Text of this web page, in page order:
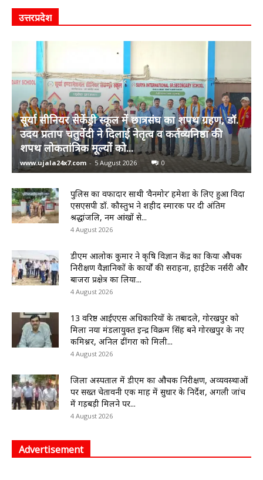
उत्तरप्रदेश
सूर्या सीनियर सेकेंड्री स्कूल में छात्रसंघ का शपथ ग्रहण, डॉ.
उदय प्रताप चतुर्वेदी ने दिलाई नेतृत्व व कर्तव्यनिष्ठा की
शपथ लोकतांत्रिक मूल्यों को...
www.ujala24x7.com - 5 August 2026 0
पुलिस का वफादार साथी ‘वैनमोर’ हमेशा के लिए हुआ विदा
एसएसपी डॉ. कौस्तुभ ने शहीद स्मारक पर दी अंतिम
श्रद्धांजलि, नम आंखों से...
4 August 2026
डीएम आलोक कुमार ने कृषि विज्ञान केंद्र का किया औचक
निरीक्षण वैज्ञानिकों के कार्यों की सराहना, हाईटेक नर्सरी और
बाजरा प्रक्षेत्र का लिया...
4 August 2026
13 वरिष्ठ आईएएस अधिकारियों के तबादले, गोरखपुर को
मिला नया मंडलायुक्त इन्द्र विक्रम सिंह बने गोरखपुर के नए
कमिश्नर, अनिल ढींगरा को मिली...
4 August 2026
जिला अस्पताल में डीएम का औचक निरीक्षण, अव्यवस्थाओं
पर सख्त चेतावनी एक माह में सुधार के निर्देश, अगली जांच
में गड़बड़ी मिलने पर...
4 August 2026
Advertisement